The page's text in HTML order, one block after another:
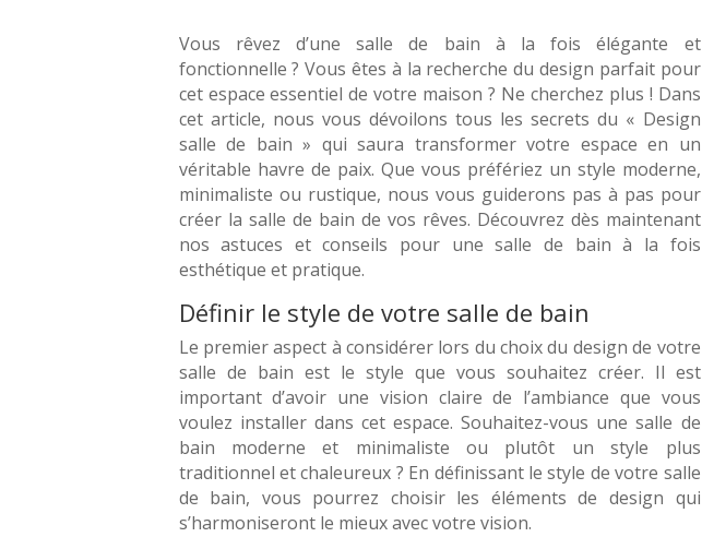
Vous rêvez d’une salle de bain à la fois élégante et
fonctionnelle ? Vous êtes à la recherche du design parfait pour
cet espace essentiel de votre maison ? Ne cherchez plus ! Dans
cet article, nous vous dévoilons tous les secrets du « Design
salle de bain » qui saura transformer votre espace en un
véritable havre de paix. Que vous préfériez un style moderne,
minimaliste ou rustique, nous vous guiderons pas à pas pour
créer la salle de bain de vos rêves. Découvrez dès maintenant
nos astuces et conseils pour une salle de bain à la fois
esthétique et pratique.
Définir le style de votre salle de bain
Le premier aspect à considérer lors du choix du design de votre
salle de bain est le style que vous souhaitez créer. Il est
important d’avoir une vision claire de l’ambiance que vous
voulez installer dans cet espace. Souhaitez-vous une salle de
bain moderne et minimaliste ou plutôt un style plus
traditionnel et chaleureux ? En définissant le style de votre salle
de bain, vous pourrez choisir les éléments de design qui
s’harmoniseront le mieux avec votre vision.